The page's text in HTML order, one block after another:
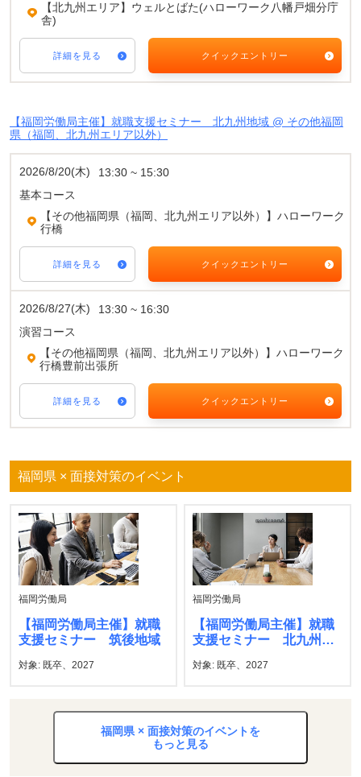
【北九州エリア】ウェルとばた(ハローワーク八幡戸畑分庁
舎)
詳細を見る クイックエントリー
【福岡労働局主催】就職支援セミナー 北九州地域 @ その他福岡
県（福岡、北九州エリア以外）
2026/8/20(木)
13:30 ~ 15:30
基本コース
【その他福岡県（福岡、北九州エリア以外）】ハローワーク
行橋
詳細を見る クイックエントリー
2026/8/27(木)
13:30 ~ 16:30
演習コース
【その他福岡県（福岡、北九州エリア以外）】ハローワーク
行橋豊前出張所
詳細を見る クイックエントリー
福岡県 × 面接対策のイベント
福岡労働局
【福岡労働局主催】就職
支援セミナー 筑後地域
対象: 既卒、2027
福岡労働局
【福岡労働局主催】就職
支援セミナー 北九州地
対象: 既卒、2027
福岡県 × 面接対策のイベントを
もっと見る